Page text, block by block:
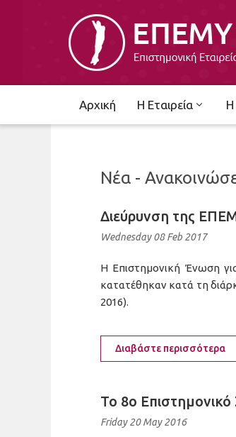
Αρχική Η Εταιρεία
Νέα -
Διεύρυνση της
Wednesday 08 Feb 2017
Η Επιστημονική Ένωση
κατατέθηκαν κατά τη
2016).
Διαβάστε περισσότερα
To 8ο
Friday 20 May 2016